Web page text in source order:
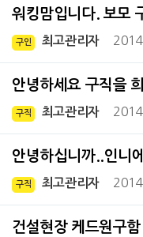
워킹맘입니다. 보모
구인 최고관리자
안녕하세요 구직을
구직 최고관리자
안녕하십니까..인니
구직 최고관리자
건설현장 케드원구함